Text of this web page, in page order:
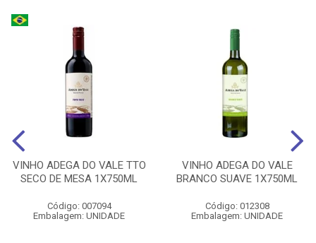
VINHO ADEGA DO VALE TTO
SECO DE MESA 1X750ML
Código: 007094
Embalagem: UNIDADE
VINHO ADEGA DO VALE
BRANCO SUAVE 1X750ML
Código: 012308
Embalagem: UNIDADE